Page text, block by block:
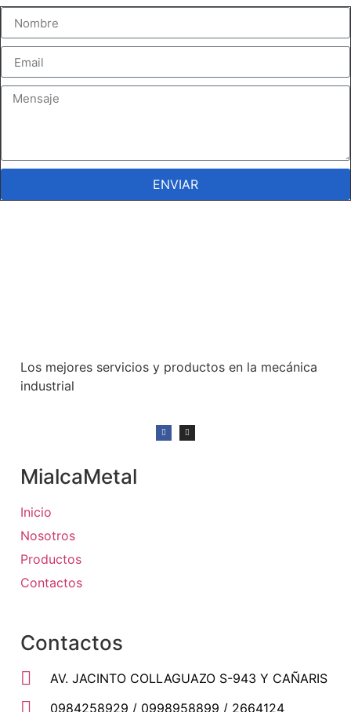
ENVIAR
Los mejores servicios y productos en la mecánica
industrial
MialcaMetal
Inicio
Nosotros
Productos
Contactos
Contactos
AV. JACINTO COLLAGUAZO S-943 Y CAÑARIS
0984258929 / 0998958899 / 2664124